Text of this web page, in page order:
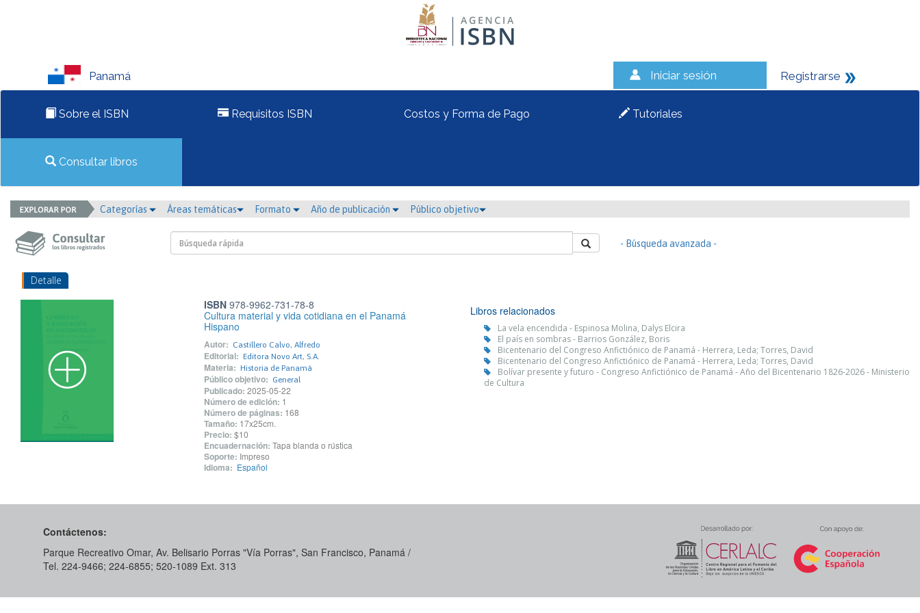
Panamá Iniciar sesión Registrarse
Sobre el ISBN Requisitos ISBN Costos y Forma de Pago Tutoriales
Consultar libros
Categorías Áreas temáticas Formato Año de publicación Público objetivo
- Búsqueda avanzada -
Detalle
ISBN978-9962-731-78-8
Cultura material y vida cotidiana en el Panamá
Hispano
Autor: Castillero Calvo, Alfredo
Editorial: Editora Novo Art, S.A.
Materia: Historia de Panamá
Público objetivo: General
Publicado: 2025-05-22
Número de edición: 1
Número de páginas: 168
Tamaño: 17x25cm.
Precio: $10
Encuadernación: Tapa blanda o rústica
Soporte: Impreso
Idioma: Español
Libros relacionados
La vela encendida - Espinosa Molina, Dalys Elcira
El país en sombras - Barrios González, Boris
Bicentenario del Congreso Anfictiónico de Panamá - Herrera, Leda; Torres, David
Bicentenario del Congreso Anfictiónico de Panamá - Herrera, Leda; Torres, David
Bolívar presente y futuro - Congreso Anfictiónico de Panamá - Año del Bicentenario 1826-2026 - Ministerio
de Cultura
Contáctenos:
Parque Recreativo Omar, Av. Belisario Porras "Vía Porras", San Francisco, Panamá /
Tel. 224-9466; 224-6855; 520-1089​ Ext. 313